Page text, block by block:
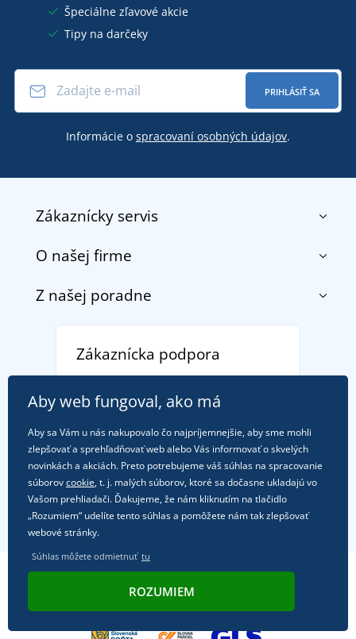
Špeciálne zľavové akcie
Tipy na darčeky
PRIHLÁSIŤ SA
Informácie o spracovaní osobných údajov.
Zákaznícky servis
Kontakt
Doprava a platba
Vrátenie tovaru a reklamácia
Zásady ochrany osobných údajov
O našej firme
O nás
Potlač a výšivka
DobrýTextil pre firmy a organizácie
Blog
Affiliate
Z našej poradne
tradíciou od roku 1976
Letné dobrodružstvo sa začína balením alebo
pripravte sa na dovolenku bez starostí
Tipy na svieže outfity pre pohodové leto
Obľúbené tričko City v hlavnej úlohe: outfity na
každú príležitosť!
Zákaznícka podpora
222 205 111
(Po-Pi, 7-15:30)
obchod@dobrytextil.sk
Kde nás nájdete
Aby web fungoval, ako má
Aby sa Vám u nás nakupovalo čo najpríjemnejšie, aby sme mohli
zlepšovať a sprehľadňovať web alebo Vás informovať o skvelých
novinkách a akciách. Preto potrebujeme váš súhlas na spracovanie
súborovcookie, t. j. malých súborov, ktoré sa dočasne ukladajú vo
Vašom prehliadači. Ďakujeme, že nám kliknutím na tlačidlo
„Rozumiem“ udelíte tento súhlas a pomôžete nám tak zlepšovať
webové stránky.
Súhlas môžete odmietnuť tu
ROZUMIEM